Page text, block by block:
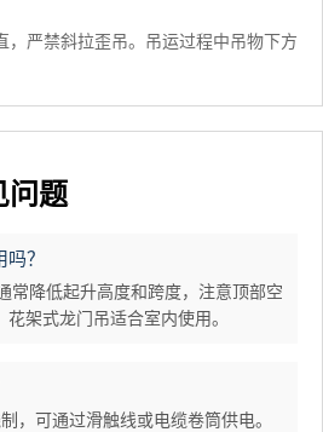
，严禁斜拉歪吊。吊运过程中吊物下方
问题
？
常降低起升高度和跨度，注意顶部空
架式龙门吊适合室内使用。
，可通过滑触线或电缆卷筒供电。